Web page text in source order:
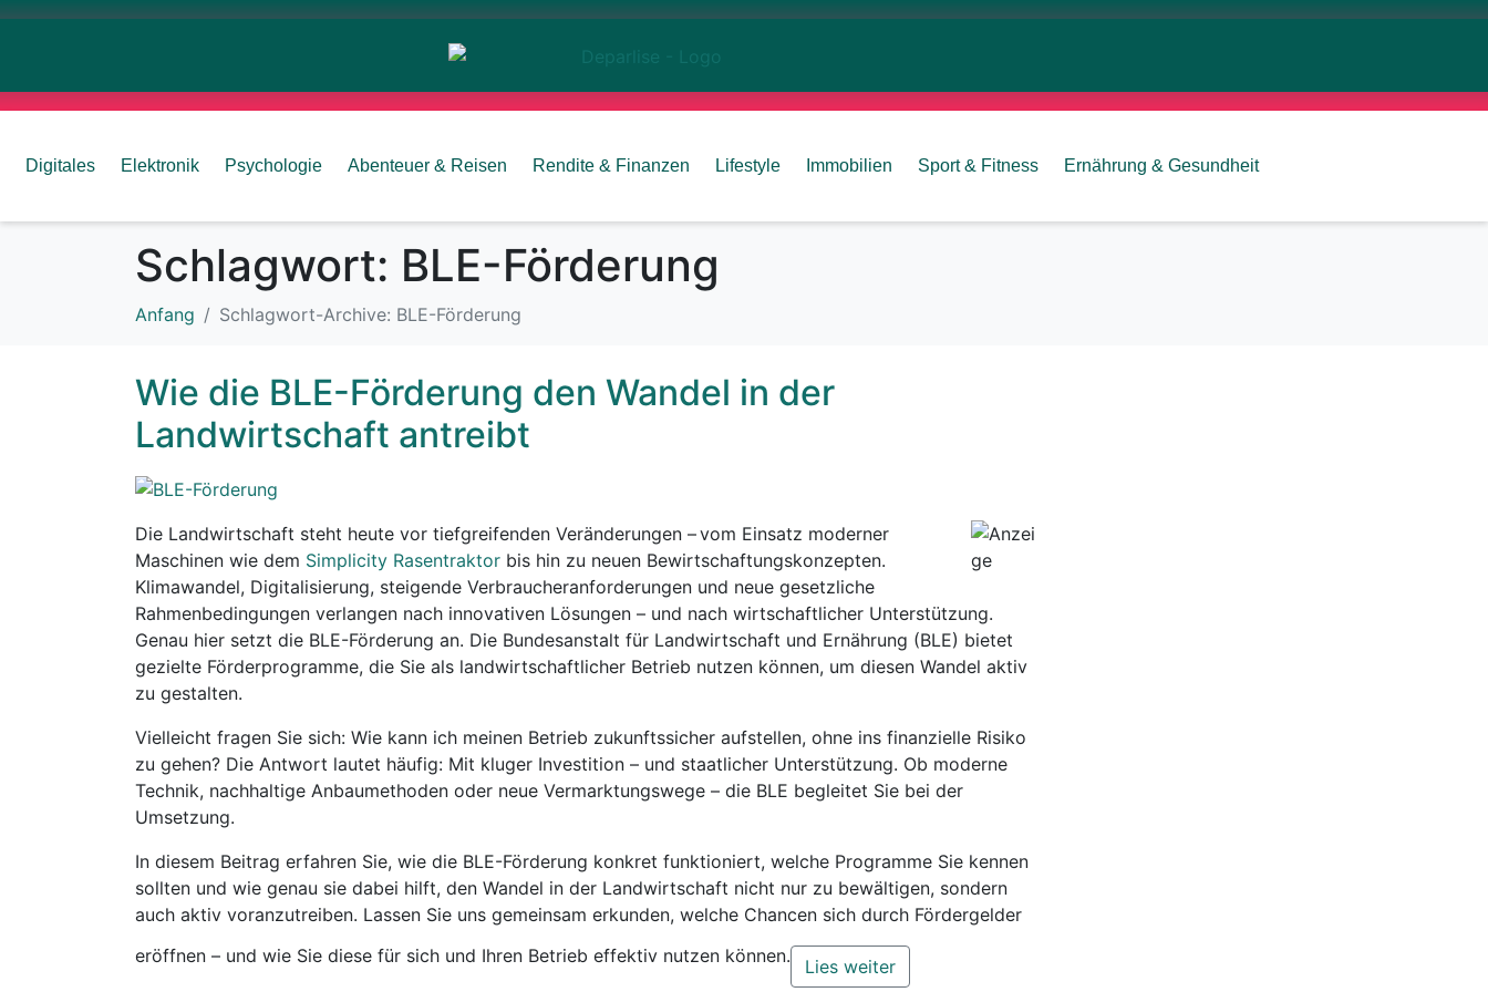
Digitales Elektronik Psychologie Abenteuer & Reisen Rendite & Finanzen Lifestyle Immobilien Sport & Fitness Ernährung & Gesundheit
Schlagwort: BLE-Förderung
Anfang Schlagwort-Archive: BLE-Förderung
Wie die BLE-Förderung den Wandel in der
Landwirtschaft antreibt
Die Landwirtschaft steht heute vor tiefgreifenden Veränderungen – vom Einsatz moderner
Maschinen wie dem Simplicity Rasentraktor bis hin zu neuen Bewirtschaftungskonzepten.
Klimawandel, Digitalisierung, steigende Verbraucheranforderungen und neue gesetzliche
Rahmenbedingungen verlangen nach innovativen Lösungen – und nach wirtschaftlicher Unterstützung.
Genau hier setzt die BLE-Förderung an. Die Bundesanstalt für Landwirtschaft und Ernährung (BLE) bietet
gezielte Förderprogramme, die Sie als landwirtschaftlicher Betrieb nutzen können, um diesen Wandel aktiv
zu gestalten.
Vielleicht fragen Sie sich: Wie kann ich meinen Betrieb zukunftssicher aufstellen, ohne ins finanzielle Risiko
zu gehen? Die Antwort lautet häufig: Mit kluger Investition – und staatlicher Unterstützung. Ob moderne
Technik, nachhaltige Anbaumethoden oder neue Vermarktungswege – die BLE begleitet Sie bei der
Umsetzung.
In diesem Beitrag erfahren Sie, wie die BLE-Förderung konkret funktioniert, welche Programme Sie kennen
sollten und wie genau sie dabei hilft, den Wandel in der Landwirtschaft nicht nur zu bewältigen, sondern
auch aktiv voranzutreiben. Lassen Sie uns gemeinsam erkunden, welche Chancen sich durch Fördergelder
eröffnen – und wie Sie diese für sich und Ihren Betrieb effektiv nutzen können.
Lies weiter